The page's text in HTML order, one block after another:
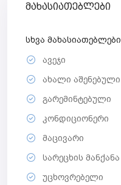
მახასიათებლები
სხვა მახასიათებლები
ავეჯი
ახალი აშენებული
გარემინტებული
კონდიციონერი
მაცივარი
სარეცხის მანქანა
უცხოვრებელი